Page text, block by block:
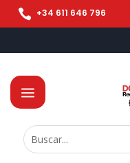
 +34 611 646 796